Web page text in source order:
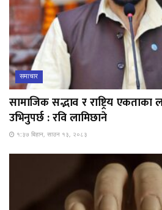
समाचार
सामाजिक सद्भाव र राष्ट्रिय
उभिनुपर्छ : रवि लामिछाने
१:३७ बिहान, साउन १३, २०८३